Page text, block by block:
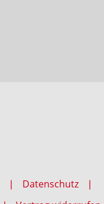
Datenschutz